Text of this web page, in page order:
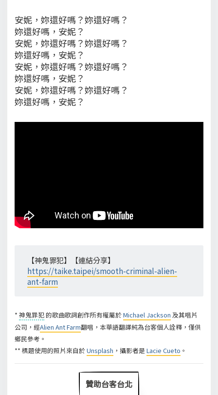
安妮，妳還好嗎？妳還好嗎？
妳還好嗎，安妮？
安妮，妳還好嗎？妳還好嗎？
妳還好嗎，安妮？
安妮，妳還好嗎？妳還好嗎？
妳還好嗎，安妮？
安妮，妳還好嗎？妳還好嗎？
妳還好嗎，安妮？
【神鬼罪犯】【連結分享】
https://taike.taipei/smooth-criminal-alien-
ant-farm
* 神鬼罪犯的歌曲歌詞創作所有權屬於Michael Jackson 及其唱片
公司，經Alien Ant Farm翻唱，本華語翻譯純為台客個人詮釋，僅供
鄉民參考。
** 標題使用的照片來自於Unsplash ，攝影者是 Lacie Cueto 。
贊助台客台北